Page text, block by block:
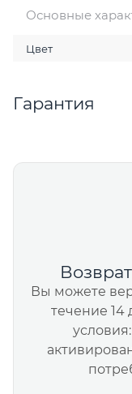
Основные
Цвет
Гарантия
Вы можете
течение